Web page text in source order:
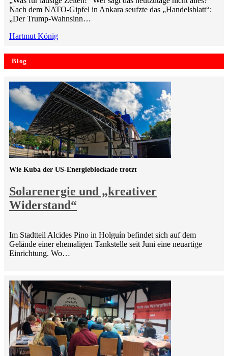
Nach dem NATO-Gipfel in Ankara seufzte das „Handelsblatt“:
„Der Trump-Wahnsinn…
Hartmut König
Blog
Solarenergie und „kreativer
Widerstand“
Wie Kuba der US-Energieblockade trotzt
Im Stadtteil Alcides Pino in Holguín befindet sich auf dem
Gelände einer ehemaligen Tankstelle seit Juni eine neuartige
Einrichtung. Wo…